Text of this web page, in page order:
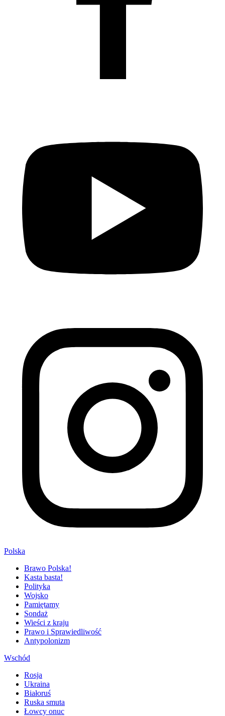
Polska
Brawo Polska!
Kasta basta!
Polityka
Wojsko
Pamiętamy
Sondaż
Wieści z kraju
Prawo i Sprawiedliwość
Antypolonizm
Wschód
Rosja
Ukraina
Białoruś
Ruska smuta
Łowcy onuc